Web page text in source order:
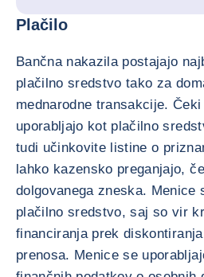
Plačilo
Bančna nakazila postajajo
plačilno sredstvo tako za
mednarodne transakcije.
uporabljajo kot plačilno
tudi učinkovite listine o
lahko kazensko preganjajo,
dolgovanega zneska. Menice
plačilno sredstvo, saj so vir
financiranja prek
prenosa. Menice se